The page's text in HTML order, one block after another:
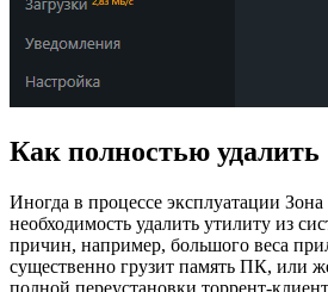
Как полностью удалить
Иногда в процессе эксплуатации Зона
необходимость удалить утилиту из
причин, например, большого веса
существенно грузит память ПК, или
полной переустановки торрент-